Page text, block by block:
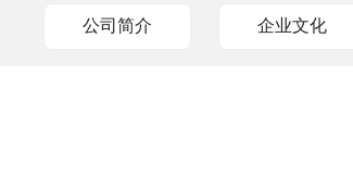
公司简介 企业文化